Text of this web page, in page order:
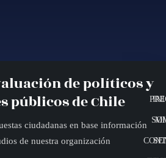
de políticos y
públicos de Chile
ciudadanas en base información
de nuestra organización